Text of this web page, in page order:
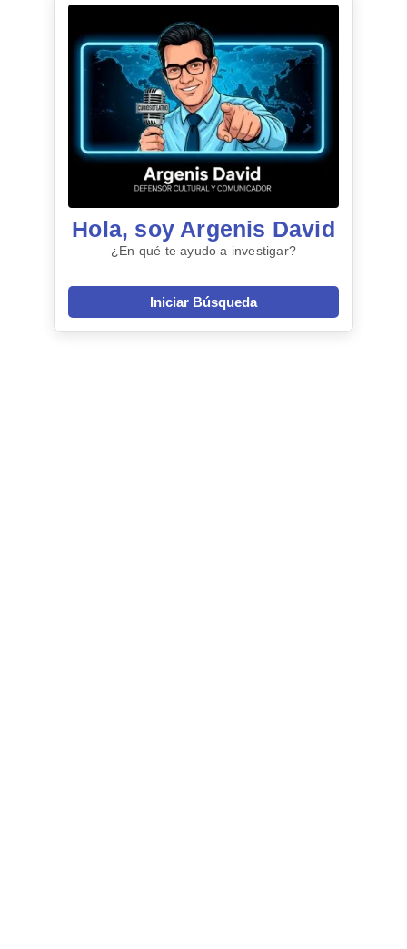
Hola, soy Argenis David
¿En qué te ayudo a investigar?
Iniciar Búsqueda